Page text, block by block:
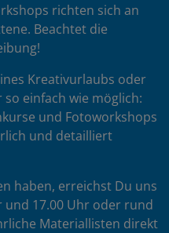
richten sich an
Beachtet die
Kreativurlaubs oder
einfach wie möglich:
und Fotoworkshops
und detailliert
haben, erreichst Du uns
und 17.00 Uhr oder rund
Materiallisten direkt